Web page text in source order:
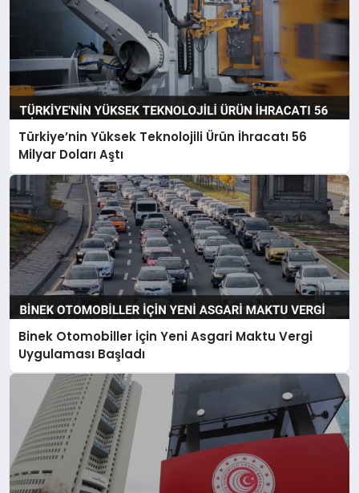
Türkiye’nin Yüksek Teknolojili Ürün İhracatı 56
Milyar Doları Aştı
Binek Otomobiller İçin Yeni Asgari Maktu Vergi
Uygulaması Başladı